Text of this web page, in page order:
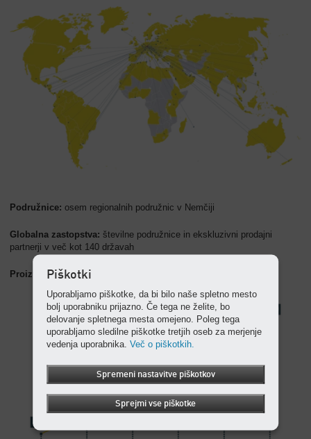
Podružnice: osem regionalnih podružnic v Nemčiji
Globalna zastopstva: številne podružnice in ekskluzivni prodajni
partnerji v več kot 140 državah
Proizvodni sedeži:Coburg (glavni obrat), Gera in Göttingen
Piškotki
Uporabljamo piškotke, da bi bilo naše spletno mesto
bolj uporabniku prijazno. Če tega ne želite, bo
delovanje spletnega mesta omejeno. Poleg tega
uporabljamo sledilne piškotke tretjih oseb za merjenje
vedenja uporabnika.Več o piškotkih.
Spremeni nastavitve piškotkov
Sprejmi vse piškotke